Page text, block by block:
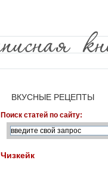
ВКУСНЫЕ РЕЦЕПТЫ
Поиск статей по сайту:
Чизкейк